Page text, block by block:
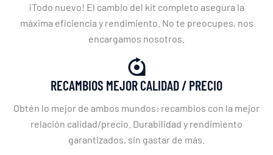
¡Todo nuevo! El cambio del kit completo asegura la
máxima eficiencia y rendimiento. No te preocupes, nos
encargamos nosotros.
RECAMBIOS MEJOR CALIDAD / PRECIO
Obtén lo mejor de ambos mundos: recambios con la mejor
relación calidad/precio. Durabilidad y rendimiento
garantizados, sin gastar de más.